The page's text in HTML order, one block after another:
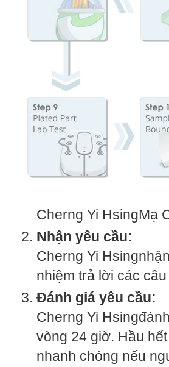
Cherng Yi HsingMạ
Nhận yêu cầu:
Cherng Yi
nhiệm trả lời các
Đánh giá yêu cầu:
Cherng Yi
vòng 24 giờ. Hầu
nhanh chóng nếu